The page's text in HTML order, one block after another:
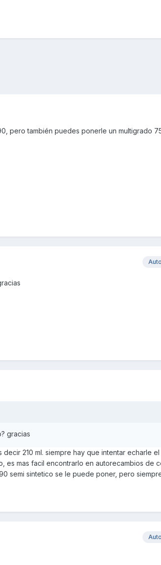
pero también puedes ponerle un multigrado
gracias
210 ml. siempre hay que intentar echarle el
mas facil encontrarlo en autorecambios de
semi sintetico se le puede poner, pero